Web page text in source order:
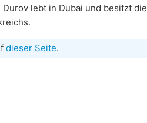
lebt in Dubai und besitzt die
dieser Seite.